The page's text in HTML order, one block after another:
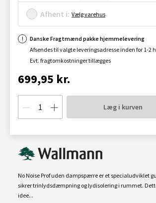
Afhent i: Vælg varehus
Danske Fragtmænd pakke hjemmelevering
Afsendes til valgte leveringsadresse inden for 1-2
Evt. fragtomkostninger tillægges
699,95 kr.
Læg i kurven
No Noise Prof uden dampspærre er et specialudviklet
sikrer trinlydsdæmpning og lydisolering i rummet.
idee...